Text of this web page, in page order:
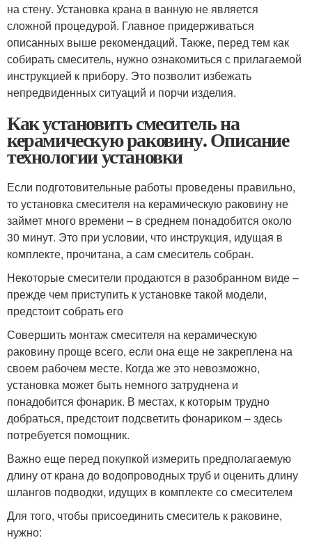
на стену. Установка крана в ванную не является
сложной процедурой. Главное придерживаться
описанных выше рекомендаций. Также, перед тем как
собирать смеситель, нужно ознакомиться с прилагаемой
инструкцией к прибору. Это позволит избежать
непредвиденных ситуаций и порчи изделия.
Как установить смеситель на
керамическую раковину. Описание
технологии установки
Если подготовительные работы проведены правильно,
то установка смесителя на керамическую раковину не
займет много времени – в среднем понадобится около
30 минут. Это при условии, что инструкция, идущая в
комплекте, прочитана, а сам смеситель собран.
Некоторые смесители продаются в разобранном виде –
прежде чем приступить к установке такой модели,
предстоит собрать его
Совершить монтаж смесителя на керамическую
раковину проще всего, если она еще не закреплена на
своем рабочем месте. Когда же это невозможно,
установка может быть немного затруднена и
понадобится фонарик. В местах, к которым трудно
добраться, предстоит подсветить фонариком – здесь
потребуется помощник.
Важно еще перед покупкой измерить предполагаемую
длину от крана до водопроводных труб и оценить длину
шлангов подводки, идущих в комплекте со смесителем
Для того, чтобы присоединить смеситель к раковине,
нужно: